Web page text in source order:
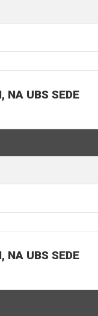
NA UBS SEDE
NA UBS SEDE